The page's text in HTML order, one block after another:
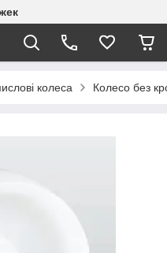
колеса Колесо без